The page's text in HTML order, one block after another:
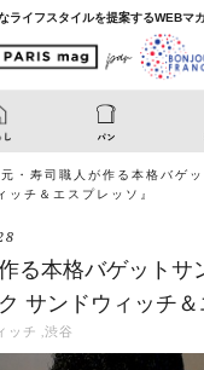
ライフスタイルを提案するWEBマ
元・寿司職人が作る本格バゲ
ッチ＆エスプレッソ』
る本格バゲットサ
サンドウィッチ＆
ッチ 渋谷